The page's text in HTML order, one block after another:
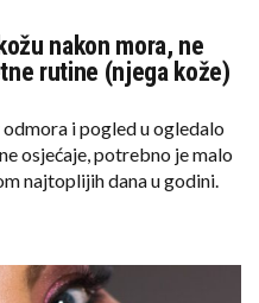
nakon mora, ne
rutine (njega kože)
i pogled u ogledalo
osjećaje, potrebno je malo
najtoplijih dana u godini.